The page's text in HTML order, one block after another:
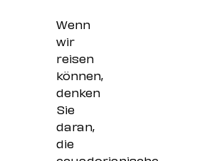
Wenn
wir
reisen
können,
denken
Sie
daran,
die